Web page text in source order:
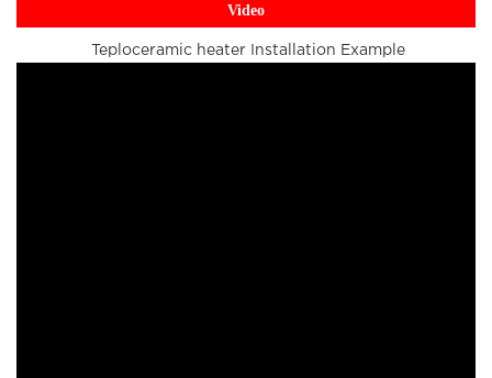
Video
Teploceramic heater Installation Example